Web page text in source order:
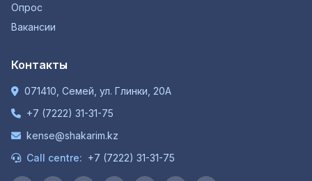
Опрос
Вакансии
Контакты
071410, Семей, ул. Глинки, 20А
+7 (7222) 31-31-75
kense@shakarim.kz
Call centre: +7 (7222) 31-31-75